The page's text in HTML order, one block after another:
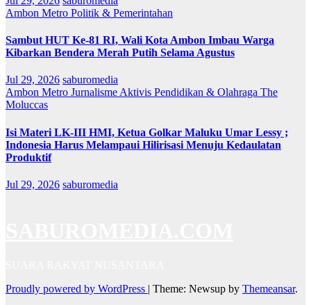
Ambon Metro Politik & Pemerintahan
Sambut HUT Ke-81 RI, Wali Kota Ambon Imbau Warga
Kibarkan Bendera Merah Putih Selama Agustus
Jul 29, 2026 saburomedia
Ambon Metro Jurnalisme Aktivis Pendidikan & Olahraga The
Moluccas
Isi Materi LK-III HMI, Ketua Golkar Maluku Umar Lessy ;
Indonesia Harus Melampaui Hilirisasi Menuju Kedaulatan
Produktif
Jul 29, 2026 saburomedia
Proudly powered by WordPress | Theme: Newsup by Themeansar.